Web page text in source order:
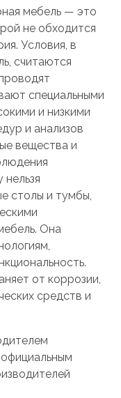
мебель — это
не обходится
Условия, в
считаются
специальными
и низкими
и анализов
вещества и
столы и тумбы,
Она
от коррозии,
средств и